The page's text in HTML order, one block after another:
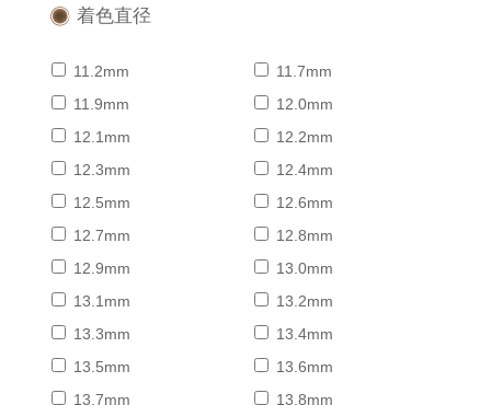
着色直径
11.2mm
11.7mm
11.9mm
12.0mm
12.1mm
12.2mm
12.3mm
12.4mm
12.5mm
12.6mm
12.7mm
12.8mm
12.9mm
13.0mm
13.1mm
13.2mm
13.3mm
13.4mm
13.5mm
13.6mm
13.7mm
13.8mm